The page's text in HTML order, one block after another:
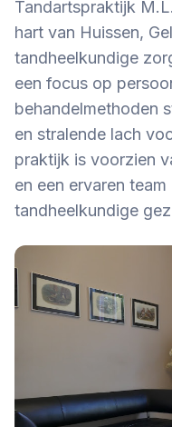
Tandartspraktijk
hart van Huissen,
tandheelkundige
een focus op
behandelmethoden
en stralende lach
praktijk is voorzien
en een ervaren
tandheelkundige